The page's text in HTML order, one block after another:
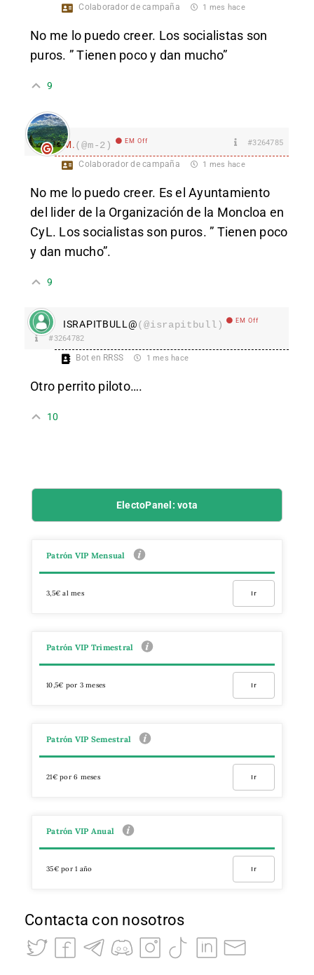
Colaborador de campaña 1 mes hace
No me lo puedo creer. Los socialistas son
puros. ” Tienen poco y dan mucho”
9
M.(@m-2) EM Off #3264785
Colaborador de campaña 1 mes hace
No me lo puedo creer. Es el Ayuntamiento
del lider de la Organización de la Moncloa en
CyL. Los socialistas son puros. ” Tienen poco
y dan mucho”.
9
ISRAPITBULL@(@israpitbull) EM Off
#3264782
Bot en RRSS 1 mes hace
Otro perrito piloto….
10
ElectoPanel: vota
Patrón VIP Mensual
3,5€ al mes Ir
Patrón VIP Trimestral
10,5€ por 3 meses Ir
Patrón VIP Semestral
21€ por 6 meses Ir
Patrón VIP Anual
35€ por 1 año Ir
Contacta con nosotros